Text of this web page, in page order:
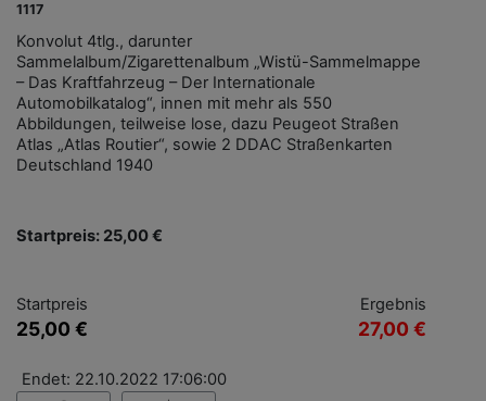
1117
Konvolut 4tlg., darunter
Sammelalbum/Zigarettenalbum „Wistü-Sammelmappe
– Das Kraftfahrzeug – Der Internationale
Automobilkatalog“, innen mit mehr als 550
Abbildungen, teilweise lose, dazu Peugeot Straßen
Atlas „Atlas Routier“, sowie 2 DDAC Straßenkarten
Deutschland 1940
Startpreis: 25,00 €
Startpreis
25,00 €
Ergebnis
27,00 €
Endet: 22.10.2022 17:06:00